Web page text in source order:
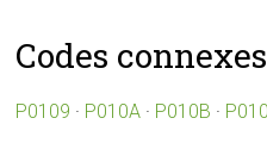
Codes connexes
P0109 · P010A · P010B ·